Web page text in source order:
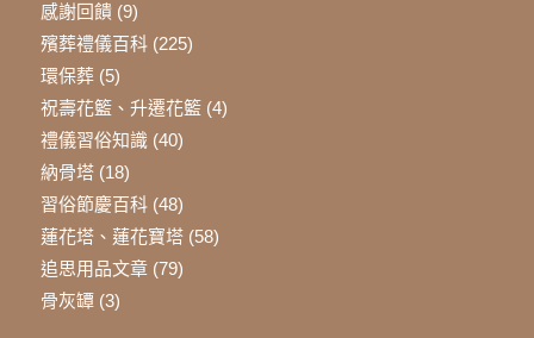
感謝回饋(9)
殯葬禮儀百科(225)
環保葬(5)
祝壽花籃、升遷花籃(4)
禮儀習俗知識(40)
納骨塔(18)
習俗節慶百科(48)
蓮花塔、蓮花寶塔(58)
追思用品文章(79)
骨灰罈(3)